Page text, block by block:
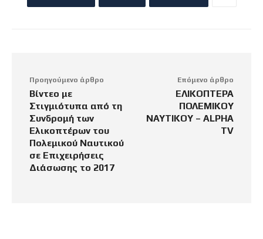
Προηγούμενο άρθρο
Βίντεο με
Στιγμιότυπα από τη
Συνδρομή των
Ελικοπτέρων του
Πολεμικού Ναυτικού
σε Επιχειρήσεις
Διάσωσης το 2017
Επόμενο άρθρο
ΕΛΙΚΟΠΤΕΡΑ
ΠΟΛΕΜΙΚΟΥ
ΝΑΥΤΙΚΟΥ – ALPHA
TV